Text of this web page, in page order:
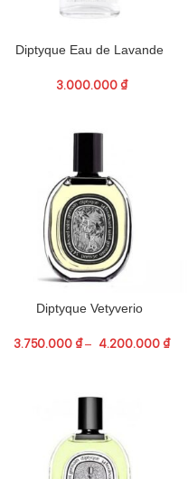
Diptyque Eau de Lavande
3.000.000 ₫
Diptyque Vetyverio
3.750.000 ₫ – 4.200.000 ₫